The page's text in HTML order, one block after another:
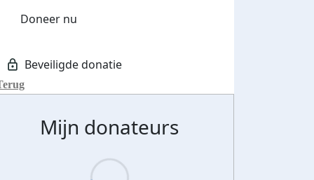
Doneer nu
Mijn donateurs